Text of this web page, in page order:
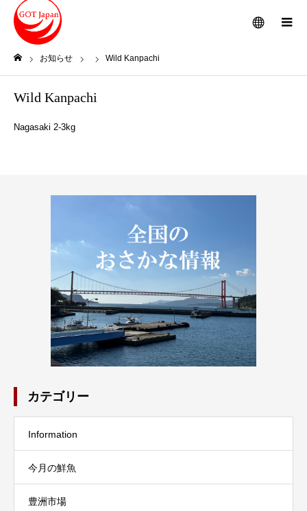
メニュー
お知らせ Wild Kanpachi
Wild Kanpachi
Nagasaki 2-3kg
カテゴリー
Information
今月の鮮魚
豊洲市場